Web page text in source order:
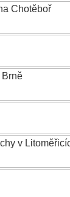
Chotěboř
Brně
v